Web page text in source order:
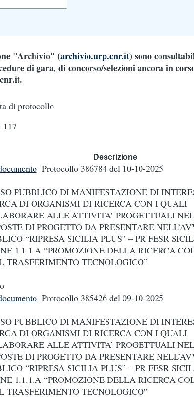
"Archivio" (archivio.urp.cnr.it) sono
di gara, di concorso/selezioni ancora in
di protocollo
117
Descrizione
Protocollo 386784 del 10-10-2025
PUBBLICO DI MANIFESTAZIONE DI
DI ORGANISMI DI RICERCA CON I QUALI
ALLE ATTIVITA’ PROGETTUALI
DI PROGETTO DA PRESENTARE
“RIPRESA SICILIA PLUS” – PR FESR
1.1.1.A “PROMOZIONE DELLA RICERCA
TRASFERIMENTO TECNOLOGICO”
Protocollo 385426 del 09-10-2025
PUBBLICO DI MANIFESTAZIONE DI
DI ORGANISMI DI RICERCA CON I QUALI
ALLE ATTIVITA’ PROGETTUALI
DI PROGETTO DA PRESENTARE
“RIPRESA SICILIA PLUS” – PR FESR
1.1.1.A “PROMOZIONE DELLA RICERCA
TRASFERIMENTO TECNOLOGICO”